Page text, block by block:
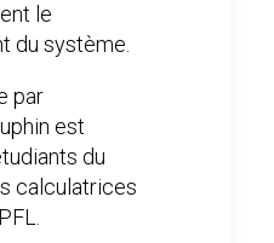
le
du système.
par
est
du
calculatrices